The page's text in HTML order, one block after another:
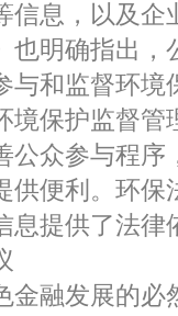
信息，以及企
也明确指出，
与和监督环境
境保护监督管
公众参与程序
供便利。环保
息提供了法律
金融发展的必